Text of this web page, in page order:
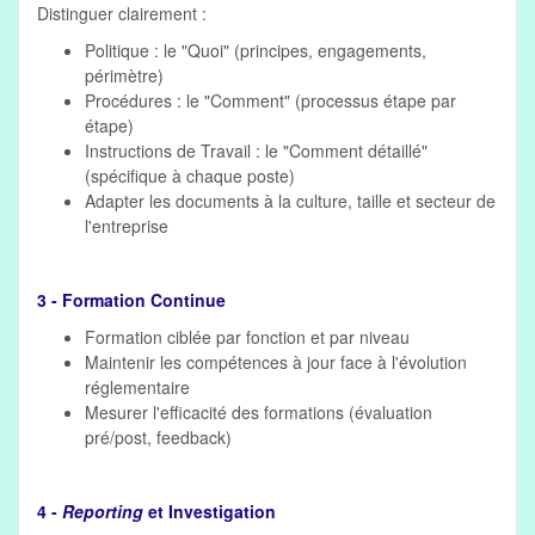
Distinguer clairement :
Politique : le "Quoi" (principes, engagements,
périmètre)
Procédures : le "Comment" (processus étape par
étape)
Instructions de Travail : le "Comment détaillé"
(spécifique à chaque poste)
Adapter les documents à la culture, taille et secteur de
l'entreprise
3 - Formation Continue
Formation ciblée par fonction et par niveau
Maintenir les compétences à jour face à l'évolution
réglementaire
Mesurer l'efficacité des formations (évaluation
pré/post, feedback)
4 - Reporting et Investigation